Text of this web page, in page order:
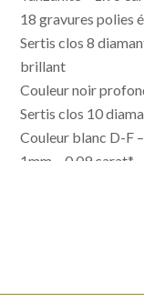
18 gravures polies
Sertis clos 8
brillant
Couleur noir
Sertis clos 10
Couleur blanc D-F
1mm – 0.09 carat*